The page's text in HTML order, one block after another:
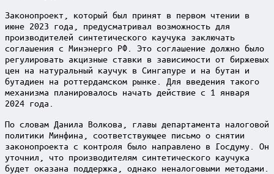
Законопроект, который был принят в первом чтении в
июне 2023 года, предусматривал возможность для
производителей синтетического каучука заключать
соглашения с Минэнерго РФ. Это соглашение должно было
регулировать акцизные ставки в зависимости от биржевых
цен на натуральный каучук в Сингапуре и на бутан и
бутадиен на роттердамском рынке. Для введения такого
механизма планировалось начать действие с 1 января
2024 года.
По словам Данила Волкова, главы департамента налоговой
политики Минфина, соответствующее письмо о снятии
законопроекта с контроля было направлено в Госдуму. Он
уточнил, что производителям синтетического каучука
будет оказана поддержка, однако неналоговыми методами.